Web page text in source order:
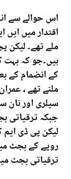
اس حوالے سے
ہیں۔جو کہ بہت
ملنے تھے ،
سیلری اور نان
ترقیاتی بجٹ